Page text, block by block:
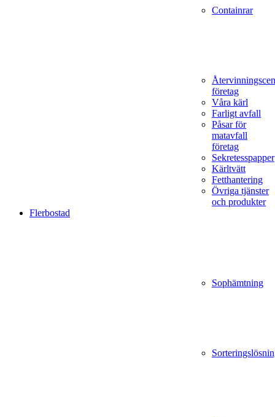
Containrar
företag
Våra kärl
Farligt avfall
Påsar för
matavfall
företag
Sekretesspapper
Kärltvätt
Fetthantering
Övriga tjänster
och produkter
Flerbostad
Sophämtning